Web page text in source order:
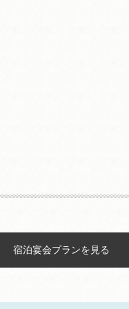
宿泊宴会プランを見る